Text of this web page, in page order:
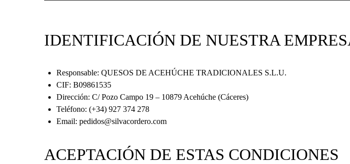
IDENTIFICACIÓN DE NUESTRA
Responsable: QUESOS DE ACEHÚCHE TRADICIONALES S.L.U.
CIF: B09861535
Dirección: C/ Pozo Campo 19 – 10879 Acehúche (Cáceres)
Teléfono: (+34) 927 374 278
Email: pedidos@silvacordero.com
ACEPTACIÓN DE ESTAS CONDICIONES